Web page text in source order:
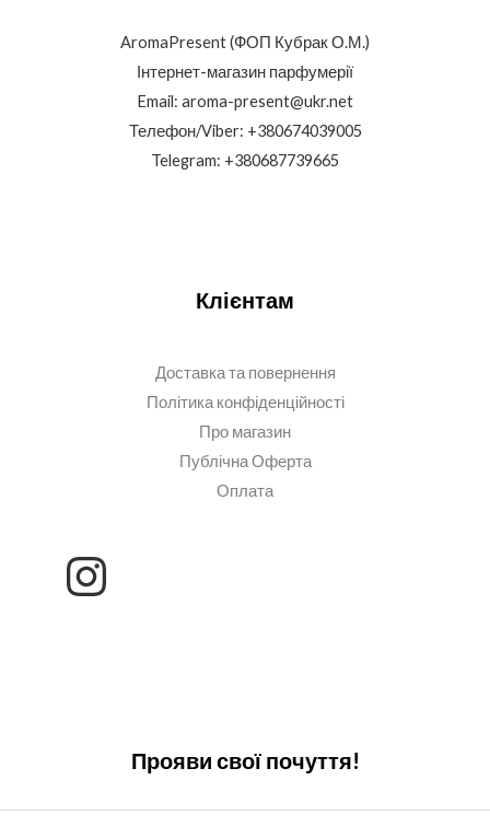
AromaPresent (ФОП Кубрак О.М.)
Інтернет-магазин парфумерії
Email: aroma-present@ukr.net
Телефон/Viber: +380674039005
Telegram: +380687739665
Клієнтам
Доставка та повернення
Політика конфіденційності
Про магазин
Публічна Оферта
Оплата
Прояви свої почуття!